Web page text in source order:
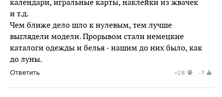
календари, игральные карты, наклейки из жвачек
и т.д.
Чем ближе дело шло к нулевым, тем лучше
выглядели модели. Прорывом стали немецкие
каталоги одежды и белья - нашим до них было, как
до луны.
Ответить +28 -7